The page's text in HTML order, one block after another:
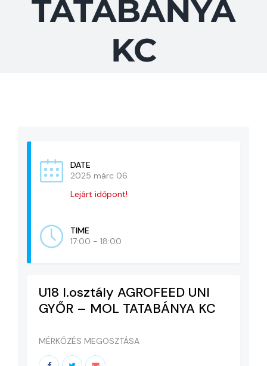
TATABÁNYA
KC
DATE
2025 márc 06
Lejárt időpont!
TIME
17:00 - 18:00
U18 I.osztály AGROFEED UNI
GYŐR – MOL TATABÁNYA KC
MÉRKŐZÉS MEGOSZTÁSA